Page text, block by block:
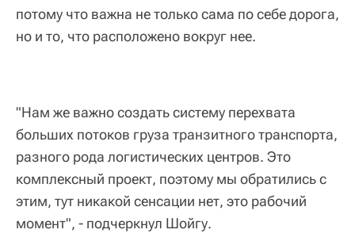
потому что важна не только сама по себе дорога,
но и то, что расположено вокруг нее.
"Нам же важно создать систему перехвата
больших потоков груза транзитного транспорта,
разного рода логистических центров. Это
комплексный проект, поэтому мы обратились с
этим, тут никакой сенсации нет, это рабочий
момент", - подчеркнул Шойгу.